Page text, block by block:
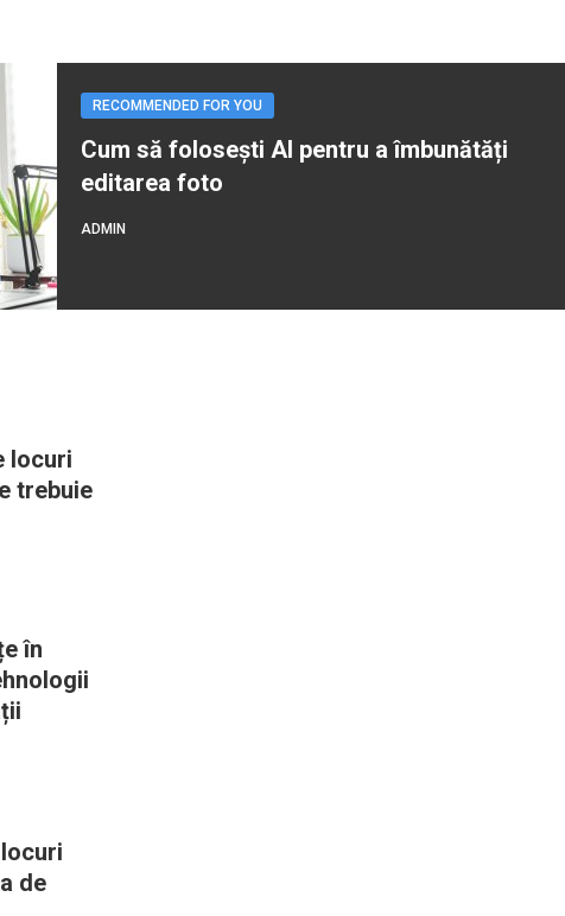
RECOMMENDED FOR YOU
Cum să folosești AI pentru a îmbunătăți
editarea foto
ADMIN
locuri
trebuie
în
de